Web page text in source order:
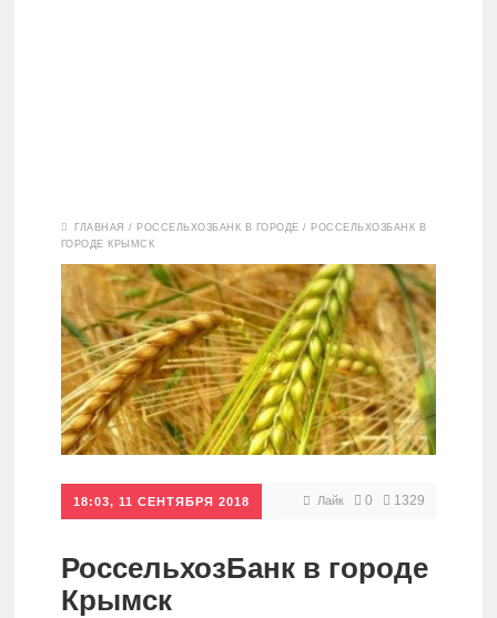
Дебетовые
карты
Кредитные
карты
Кредиты
Ипотеки
ГЛАВНАЯ / РОССЕЛЬХОЗБАНК В ГОРОДЕ / РОССЕЛЬХОЗБАНК В
ГОРОДЕ КРЫМСК
18:03, 11 СЕНТЯБРЯ 2018 Лайк 0 1329
РоссельхозБанк в городе
Крымск